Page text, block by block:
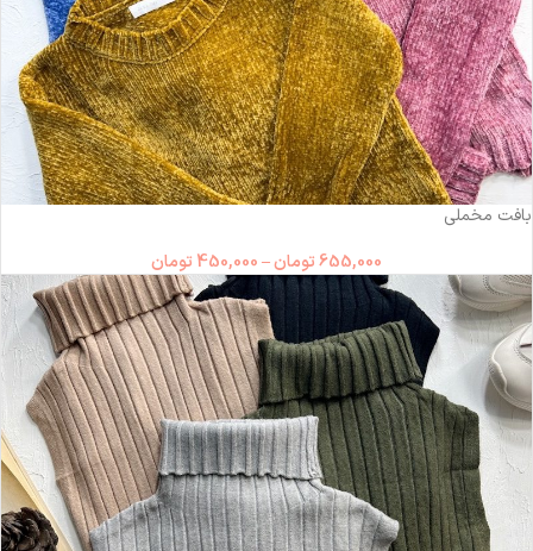
بافت مخملی
655,000تومان–
450,000 تومان